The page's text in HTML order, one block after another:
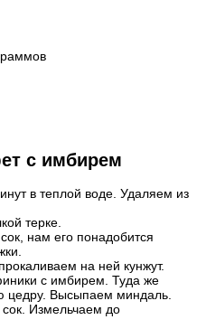
с имбирем
в теплой воде. Удаляем из
терке.
нам его понадобится
на ней кунжут.
с имбирем. Туда же
цедру. Высыпаем миндаль.
Измельчаем до